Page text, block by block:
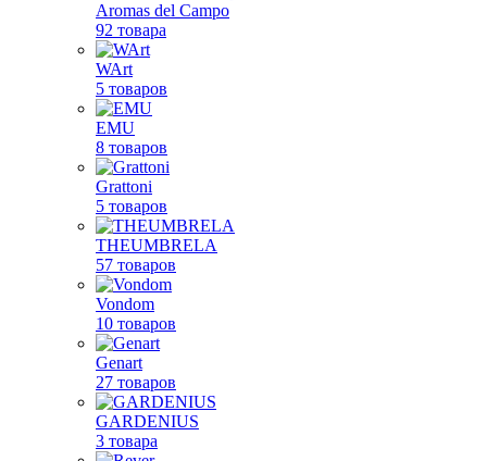
Aromas del Campo
92 товара
WArt
5 товаров
EMU
8 товаров
Grattoni
5 товаров
THEUMBRELA
57 товаров
Vondom
10 товаров
Genart
27 товаров
GARDENIUS
3 товара